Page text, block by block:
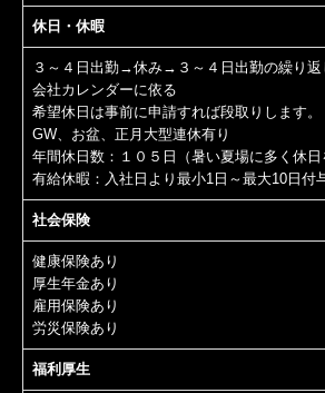
休日・休暇
３～４日出勤→休み→３～４日出勤の繰り返
会社カレンダーに依る
希望休日は事前に申請すれば段取りします。
GW、お盆、正月大型連休有り
年間休日数：１０５日（暑い夏場に多く休日
有給休暇：入社日より最小1日～最大10日付
社会保険
健康保険あり
厚生年金あり
雇用保険あり
労災保険あり
福利厚生